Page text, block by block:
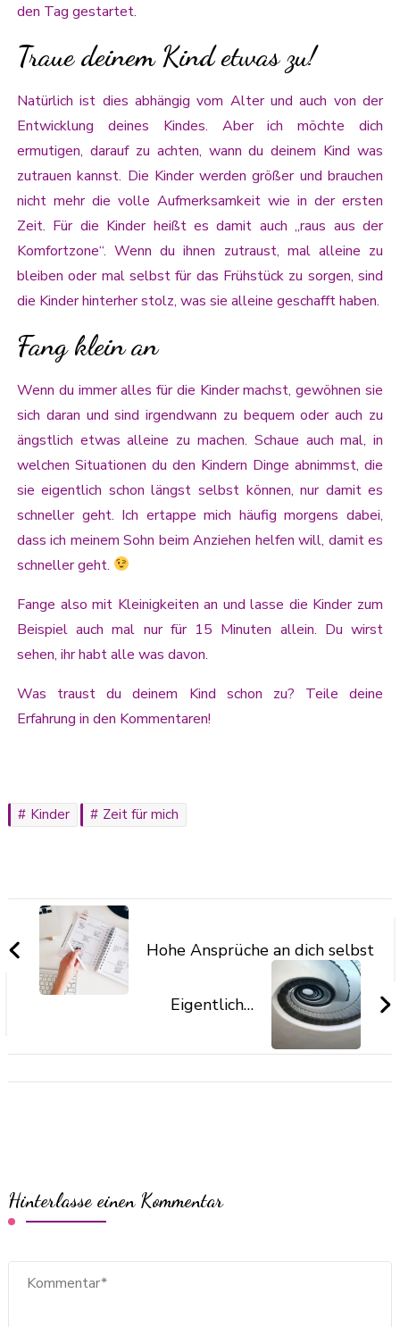
den Tag gestartet.
Traue deinem Kind etwas zu!
Natürlich ist dies abhängig vom Alter und auch von der
Entwicklung deines Kindes. Aber ich möchte dich
ermutigen, darauf zu achten, wann du deinem Kind was
zutrauen kannst. Die Kinder werden größer und brauchen
nicht mehr die volle Aufmerksamkeit wie in der ersten
Zeit. Für die Kinder heißt es damit auch „raus aus der
Komfortzone“. Wenn du ihnen zutraust, mal alleine zu
bleiben oder mal selbst für das Frühstück zu sorgen, sind
die Kinder hinterher stolz, was sie alleine geschafft haben.
Fang klein an
Wenn du immer alles für die Kinder machst, gewöhnen sie
sich daran und sind irgendwann zu bequem oder auch zu
ängstlich etwas alleine zu machen. Schaue auch mal, in
welchen Situationen du den Kindern Dinge abnimmst, die
sie eigentlich schon längst selbst können, nur damit es
schneller geht. Ich ertappe mich häufig morgens dabei,
dass ich meinem Sohn beim Anziehen helfen will, damit es
schneller geht.
Fange also mit Kleinigkeiten an und lasse die Kinder zum
Beispiel auch mal nur für 15 Minuten allein. Du wirst
sehen, ihr habt alle was davon.
Was traust du deinem Kind schon zu? Teile deine
Erfahrung in den Kommentaren!
Kinder Zeit für mich
Hohe Ansprüche an dich selbst
Eigentlich…
Hinterlasse einen Kommentar